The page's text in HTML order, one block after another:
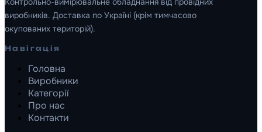
виробників. Доставка по Україні (крім тимчасово
окупованих територій).
Навігація
Головна
Виробники
Категорії
Про нас
Контакти